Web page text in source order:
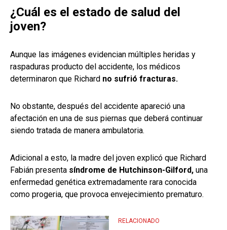
¿Cuál es el estado de salud del
joven?
Aunque las imágenes evidencian múltiples heridas y
raspaduras producto del accidente, los médicos
determinaron que Richard no sufrió fracturas.
No obstante, después del accidente apareció una
afectación en una de sus piernas que deberá continuar
siendo tratada de manera ambulatoria.
Adicional a esto, la madre del joven explicó que Richard
Fabián presenta síndrome de Hutchinson-Gilford, una
enfermedad genética extremadamente rara conocida
como progeria, que provoca envejecimiento prematuro.
RELACIONADO